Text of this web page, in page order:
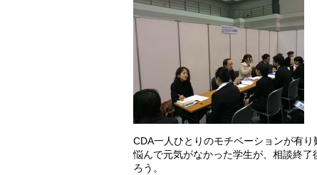
CDA一人ひとりのモチベーションが有り
悩んで元気がなかった学生が、相談終
ろう。